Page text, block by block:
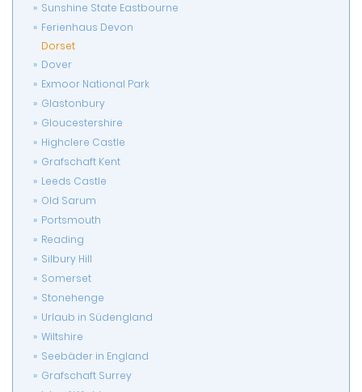
Sunshine State Eastbourne
Ferienhaus Devon
Dorset
Dover
Exmoor National Park
Glastonbury
Gloucestershire
Highclere Castle
Grafschaft Kent
Leeds Castle
Old Sarum
Portsmouth
Reading
Silbury Hill
Somerset
Stonehenge
Urlaub in Südengland
Wiltshire
Seebäder in England
Grafschaft Surrey